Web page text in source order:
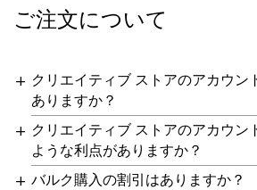
ご注文について
クリエイティブ ストアのアカウン
ありますか？
クリエイティブ ストアのアカウン
ような利点がありますか？
バルク購入の割引はありますか？